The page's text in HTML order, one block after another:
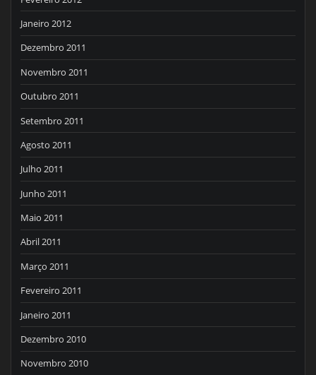
Janeiro 2012
Dezembro 2011
Novembro 2011
Outubro 2011
Setembro 2011
Agosto 2011
Julho 2011
Junho 2011
Maio 2011
Abril 2011
Março 2011
Fevereiro 2011
Janeiro 2011
Dezembro 2010
Novembro 2010